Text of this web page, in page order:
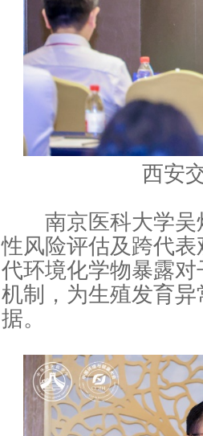
西安
南京医科大学吴
性风险评估及跨代
代环境化学物暴露
机制，为生殖发育
据。